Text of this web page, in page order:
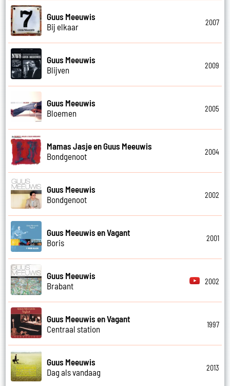
Guus Meeuwis
Bij elkaar
2007
Guus Meeuwis
Blijven
2009
Guus Meeuwis
Bloemen
2005
Mamas Jasje en Guus Meeuwis
Bondgenoot
2004
Guus Meeuwis
Bondgenoot
2002
Guus Meeuwis en Vagant
Boris
2001
Guus Meeuwis
Brabant
2002
Guus Meeuwis en Vagant
Centraal station
1997
Guus Meeuwis
Dag als vandaag
2013